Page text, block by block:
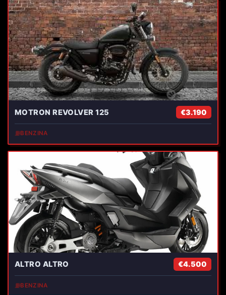
MOTRON REVOLVER 125 €3.190
⛽BENZINA
ALTRO ALTRO €4.500
⛽BENZINA